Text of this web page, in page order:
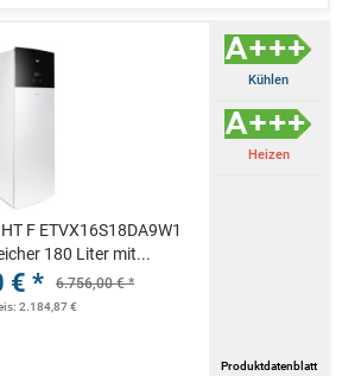
F ETVX16S18DA9W1
180 Liter mit...
€ * 6.756,00 € *
2.184,87 €
Kühlen
Heizen
Produktdatenblatt